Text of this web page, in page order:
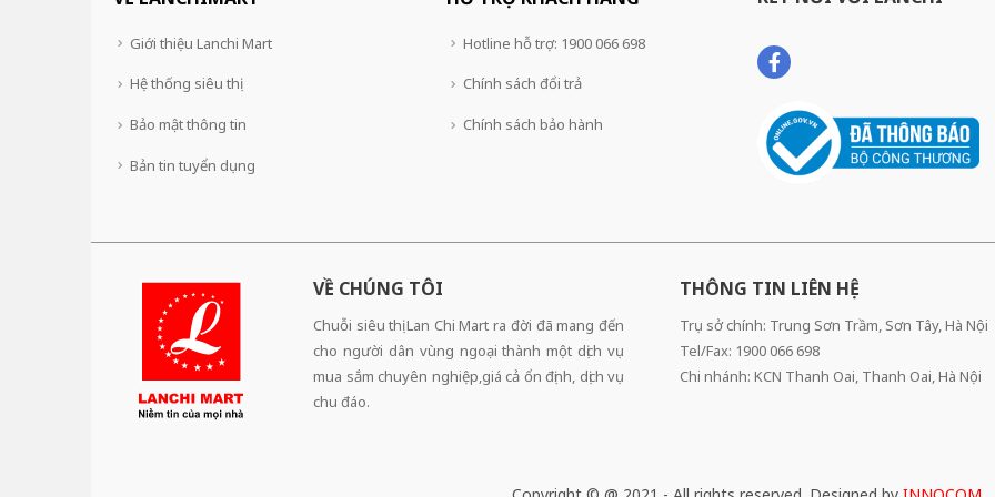
Giới thiệu Lanchi Mart
Hệ thống siêu thị
Bảo mật thông tin
Bản tin tuyển dụng
Hotline hỗ trợ: 1900 066 698
Chính sách đổi trả
Chính sách bảo hành
VỀ CHÚNG TÔI
Chuỗi siêu thị Lan Chi Mart ra đời đã mang đến
cho người dân vùng ngoại thành một dịch vụ
mua sắm chuyên nghiệp,giá cả ổn định, dịch vụ
chu đáo.
THÔNG TIN LIÊN HỆ
Trụ sở chính: Trung Sơn Trầm, Sơn Tây, Hà Nội
Tel/Fax: 1900 066 698
Chi nhánh: KCN Thanh Oai, Thanh Oai, Hà Nội